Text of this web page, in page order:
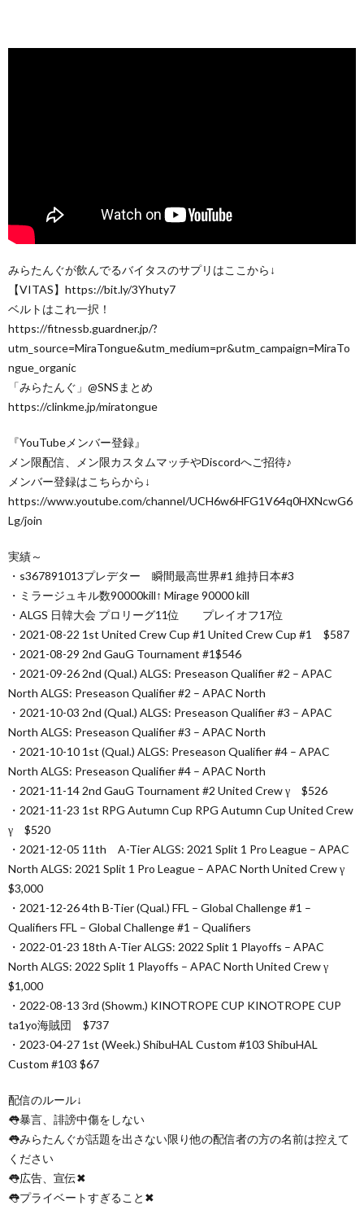
みらたんぐが飲んでるバイタスのサプリはここから↓
【VITAS】https://bit.ly/3Yhuty7
ベルトはこれ一択！
https://fitnessb.guardner.jp/?
utm_source=MiraTongue&utm_medium=pr&utm_campaign=MiraTo
ngue_organic
「みらたんぐ」@SNSまとめ
https://clinkme.jp/miratongue
『YouTubeメンバー登録』
メン限配信、メン限カスタムマッチやDiscordへご招待♪
メンバー登録はこちらから↓
https://www.youtube.com/channel/UCH6w6HFG1V64q0HXNcwG6
Lg/join
実績～
・s367891013プレデター 瞬間最高世界#1 維持日本#3
・ミラージュキル数90000kill↑ Mirage 90000 kill
・ALGS 日韓大会 プロリーグ11位 プレイオフ17位
・2021-08-22 1st United Crew Cup #1 United Crew Cup #1 $587
・2021-08-29 2nd GauG Tournament #1$546
・2021-09-26 2nd (Qual.) ALGS: Preseason Qualifier #2 – APAC
North ALGS: Preseason Qualifier #2 – APAC North
・2021-10-03 2nd (Qual.) ALGS: Preseason Qualifier #3 – APAC
North ALGS: Preseason Qualifier #3 – APAC North
・2021-10-10 1st (Qual.) ALGS: Preseason Qualifier #4 – APAC
North ALGS: Preseason Qualifier #4 – APAC North
・2021-11-14 2nd GauG Tournament #2 United Crew γ $526
・2021-11-23 1st RPG Autumn Cup RPG Autumn Cup United Crew
γ $520
・2021-12-05 11th A-Tier ALGS: 2021 Split 1 Pro League – APAC
North ALGS: 2021 Split 1 Pro League – APAC North United Crew γ
$3,000
・2021-12-26 4th B-Tier (Qual.) FFL – Global Challenge #1 –
Qualifiers FFL – Global Challenge #1 – Qualifiers
・2022-01-23 18th A-Tier ALGS: 2022 Split 1 Playoffs – APAC
North ALGS: 2022 Split 1 Playoffs – APAC North United Crew γ
$1,000
・2022-08-13 3rd (Showm.) KINOTROPE CUP KINOTROPE CUP
ta1yo海賊団 $737
・2023-04-27 1st (Week.) ShibuHAL Custom #103 ShibuHAL
Custom #103 $67
配信のルール↓
👅暴言、誹謗中傷をしない
👅みらたんぐが話題を出さない限り他の配信者の方の名前は控えて
ください
👅広告、宣伝✖︎
👅プライベートすぎること✖︎